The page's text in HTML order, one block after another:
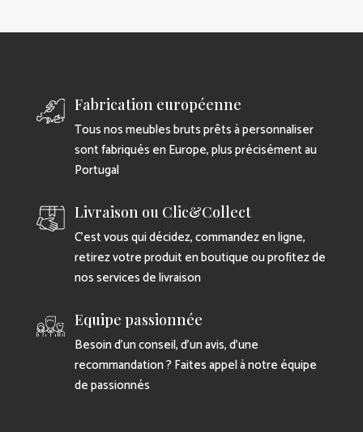
Fabrication européenne
Tous nos meubles bruts prêts à personnaliser
sont fabriqués en Europe, plus précisément au
Portugal
Livraison ou Clic&Collect
C’est vous qui décidez, commandez en ligne,
retirez votre produit en boutique ou profitez de
nos services de livraison
Equipe passionnée
Besoin d’un conseil, d’un avis, d’une
recommandation ? Faites appel à notre équipe
de passionnés